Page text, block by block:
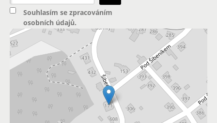
Souhlasím se zpracováním
osobních údajů.